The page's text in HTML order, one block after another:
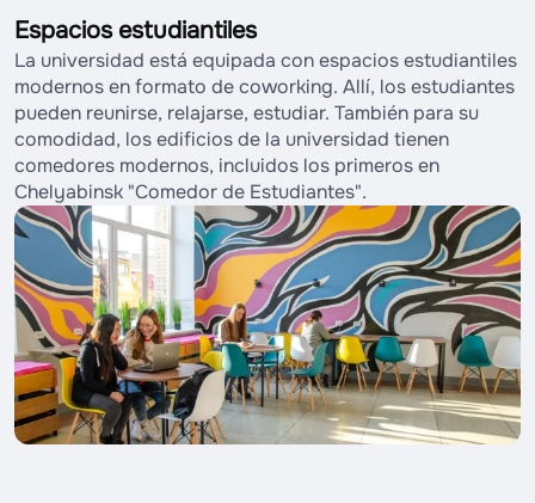
Espacios estudiantiles
La universidad está equipada con espacios estudiantiles
modernos en formato de coworking. Allí, los estudiantes
pueden reunirse, relajarse, estudiar. También para su
comodidad, los edificios de la universidad tienen
comedores modernos, incluidos los primeros en
Chelyabinsk "Comedor de Estudiantes".